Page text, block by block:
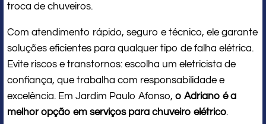
troca de chuveiros.
Com atendimento rápido, seguro e técnico, ele garante
soluções eficientes para qualquer tipo de falha elétrica.
Evite riscos e transtornos: escolha um eletricista de
confiança, que trabalha com responsabilidade e
excelência. Em Jardim Paulo Afonso, o Adriano é a
melhor opção em serviços para chuveiro elétrico.